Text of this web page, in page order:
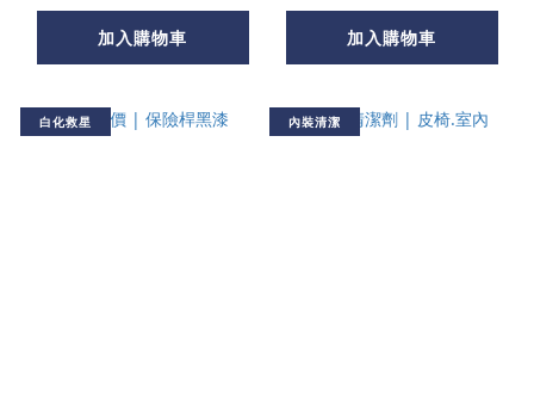
加入購物車 加入購物車
白化救星 內裝清潔